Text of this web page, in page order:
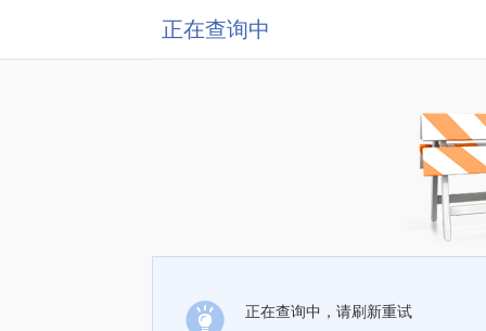
正在查询中
正在查询中，请刷新重试